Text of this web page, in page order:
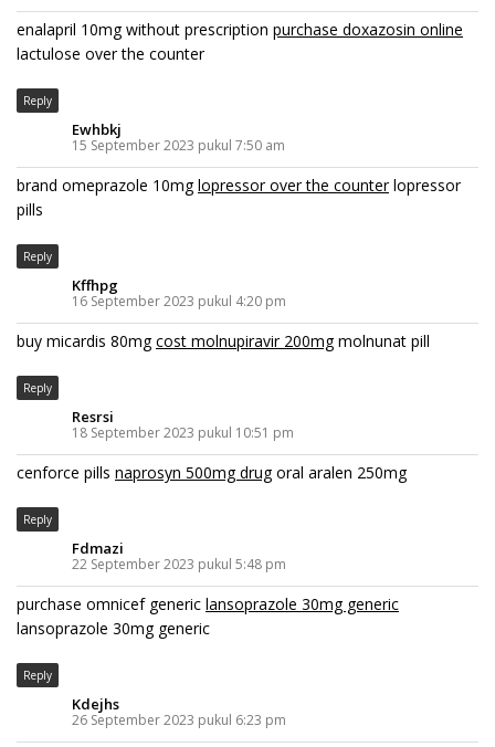
enalapril 10mg without prescription purchase doxazosin online
lactulose over the counter
Reply
Ewhbkj
15 September 2023 pukul 7:50 am
brand omeprazole 10mglopressor over the counterlopressor
pills
Reply
Kffhpg
16 September 2023 pukul 4:20 pm
buy micardis 80mgcost molnupiravir 200mgmolnunat pill
Reply
Resrsi
18 September 2023 pukul 10:51 pm
cenforce pills naprosyn 500mg drugoral aralen 250mg
Reply
Fdmazi
22 September 2023 pukul 5:48 pm
purchase omnicef generic lansoprazole 30mg generic
lansoprazole 30mg generic
Reply
Kdejhs
26 September 2023 pukul 6:23 pm